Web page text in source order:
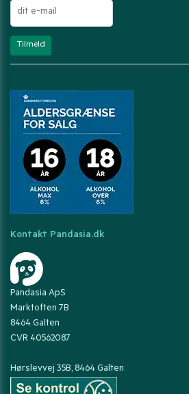
Kontakt Pandasia.dk
Pandasia ApS
Marktoften 7B
8464 Galten
CVR 40562087
Hørslevvej 35B, 8464 Galten